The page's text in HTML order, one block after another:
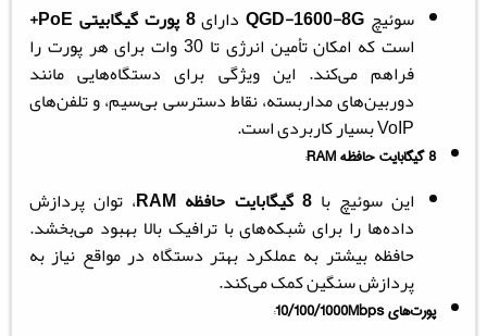
سوئیچ QGD-1600-8Gدارای8 پورت گیگابیتی PoE+
است که امکان تأمین انرژی تا 30 وات برای هر پورت را
فراهم می‌کند. این ویژگی برای دستگاه‌هایی مانند
دوربین‌های مداربسته، نقاط دسترسی بی‌سیم، و تلفن‌های
VoIP بسیار کاربردی است.
8 گیگابایت حافظه RAM :
این سوئیچ با8 گیگابایت حافظه RAM ، توان پردازش
داده‌ها را برای شبکه‌های با ترافیک بالا بهبود می‌بخشد.
حافظه بیشتر به عملکرد بهتر دستگاه در مواقع نیاز به
پردازش سنگین کمک می‌کند.
پورت‌های 10/100/1000Mbps :